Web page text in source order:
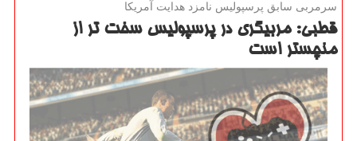
سرمربی سابق پرسپولیس نامزد هدایت آمریكا
قطبی: مربیگری در پرسپولیس سخت تر از
منچستر است